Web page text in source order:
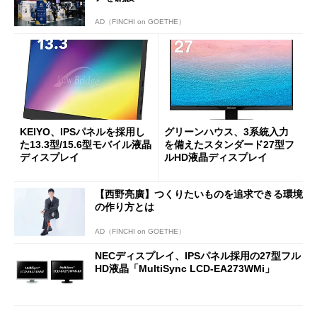
AD（FINCHI on GOETHE）
KEIYO、IPSパネルを採用し
た13.3型/15.6型モバイル液晶
ディスプレイ
グリーンハウス、3系統入力
を備えたスタンダード27型フ
ルHD液晶ディスプレイ
【西野亮廣】つくりたいものを追求できる環境
の作り方とは
AD（FINCHI on GOETHE）
NECディスプレイ、IPSパネル採用の27型フル
HD液晶「MultiSync LCD-EA273WMi」